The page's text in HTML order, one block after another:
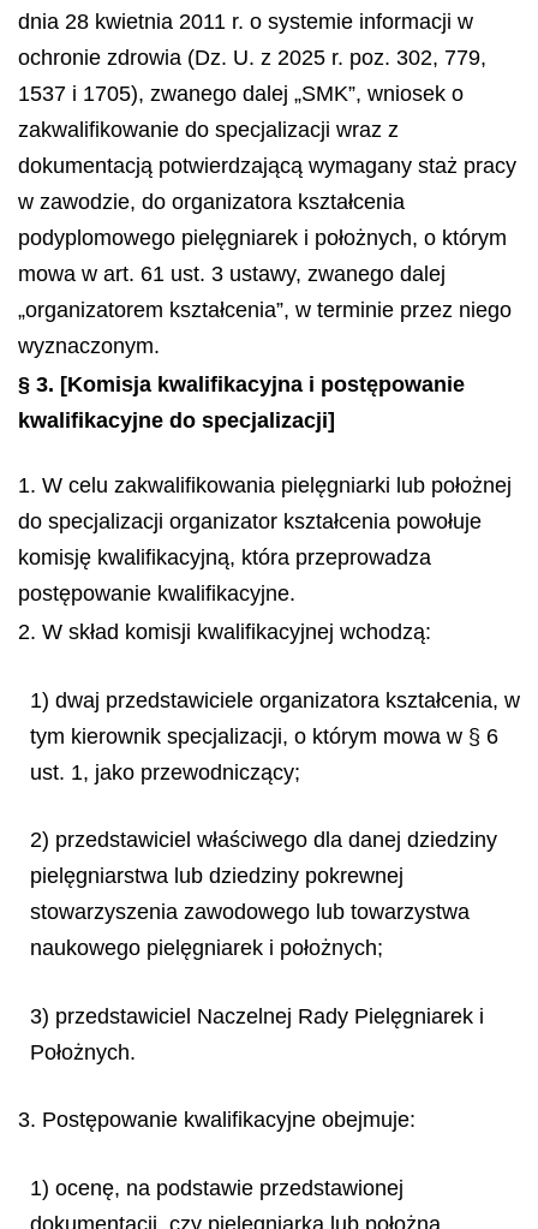
dnia 28 kwietnia 2011 r. o systemie informacji w
ochronie zdrowia (Dz. U. z 2025 r. poz. 302, 779,
1537 i 1705), zwanego dalej „SMK”, wniosek o
zakwalifikowanie do specjalizacji wraz z
dokumentacją potwierdzającą wymagany staż pracy
w zawodzie, do organizatora kształcenia
podyplomowego pielęgniarek i położnych, o którym
mowa w art. 61 ust. 3 ustawy, zwanego dalej
„organizatorem kształcenia”, w terminie przez niego
wyznaczonym.
§ 3. [Komisja kwalifikacyjna i postępowanie
kwalifikacyjne do specjalizacji]
1. W celu zakwalifikowania pielęgniarki lub położnej
do specjalizacji organizator kształcenia powołuje
komisję kwalifikacyjną, która przeprowadza
postępowanie kwalifikacyjne.
2. W skład komisji kwalifikacyjnej wchodzą:
1) dwaj przedstawiciele organizatora kształcenia, w
tym kierownik specjalizacji, o którym mowa w § 6
ust. 1, jako przewodniczący;
2) przedstawiciel właściwego dla danej dziedziny
pielęgniarstwa lub dziedziny pokrewnej
stowarzyszenia zawodowego lub towarzystwa
naukowego pielęgniarek i położnych;
3) przedstawiciel Naczelnej Rady Pielęgniarek i
Położnych.
3. Postępowanie kwalifikacyjne obejmuje:
1) ocenę, na podstawie przedstawionej
dokumentacji, czy pielęgniarka lub położna